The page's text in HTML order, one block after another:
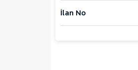
İlan No